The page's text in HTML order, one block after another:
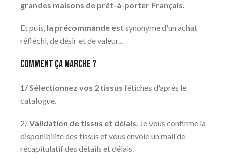
grandes maisons de prêt-à-porter Français.
Et puis, la précommande est synonyme d'un achat
réfléchi, de désir et de valeur...
comment Ça marche ?
1/ Sélectionnez vos 2 tissus fétiches d'après le
catalogue.
2/Validation de tissus et délais. Je vous confirme la
disponibilité des tissus et vous envoie un mail de
récapitulatif des détails et délais.